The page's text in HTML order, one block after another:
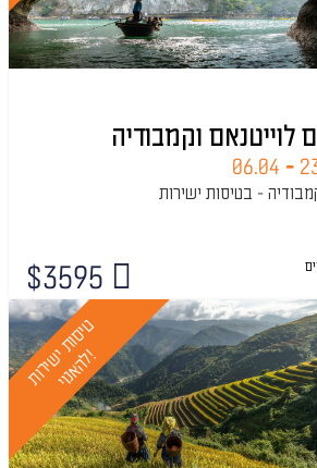
לוייטנאם וקמבודיה
-
06.04
- בטיסות ישירות
$3595
ט
י
ס
ו
ת
י
ש
י
ר
ו
ת
ל
ה
א
נ
ו
י
!